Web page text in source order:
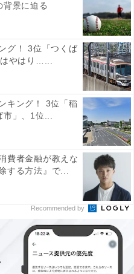
るべきだと思いますか？
後も、マスクを着用する
質問に対して「必要な
％。95.6％の人が、ワク
要」と回答しました。
背景に迫る
グ！ 3位「つくば
やはり…...
キング！ 3位「稲
」、1位...
費者金融が教えな
する方法』で...
Recommended by